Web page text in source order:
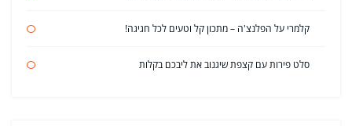
קלמרי על הפלנצ'ה – מתכון קל וטעים לכל חגיגה!
סלט פירות עם קצפת שיגנוב את ליבכם בקלות